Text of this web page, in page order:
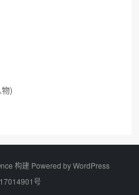
)
构建 Powered byWordPress
号